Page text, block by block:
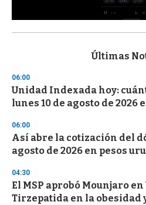
s
d
s
o
f
3
s
c
n
d
s
Últimas
06:00
Unidad Indexada hoy:
lunes 10 de agosto de 2026
06:00
Así abre la cotización del
agosto de 2026 en pesos
04:30
El MSP aprobó Mounjaro
Tirzepatida en la obesidad